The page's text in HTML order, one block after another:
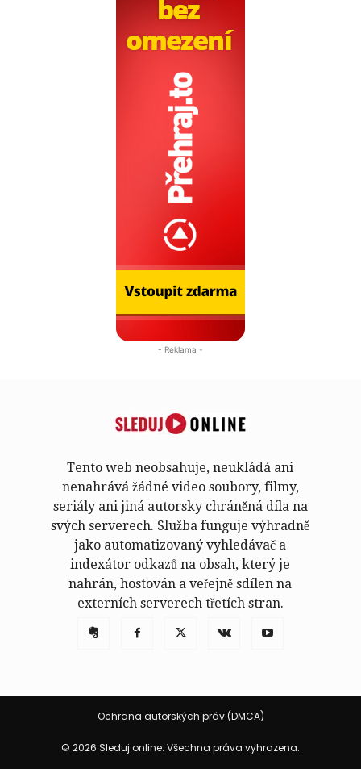
- Reklama -
Tento web neobsahuje, neukládá ani
nenahrává žádné video soubory, filmy,
seriály ani jiná autorsky chráněná díla na
svých serverech. Služba funguje výhradně
jako automatizovaný vyhledávač a
indexátor odkazů na obsah, který je
nahrán, hostován a veřejně sdílen na
externích serverech třetích stran.
Ochrana autorských práv (DMCA)
© 2026 Sleduj.online. Všechna práva vyhrazena.